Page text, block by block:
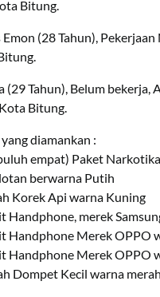
Bitung.
(28 Tahun),
(29 Tahun), Belum
Bitung.
diamankan :
empat) Paket
berwarna Putih
Korek Api warna Kuning
Handphone, merek
Handphone Merek OPPO
Handphone Merek OPPO
Dompet Kecil warna merah